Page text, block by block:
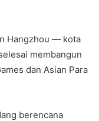
Hangzhou — kota
membangun
dan Asian Para
berencana